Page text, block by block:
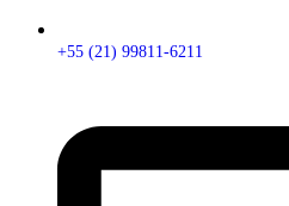
+55 (21) 99811-6211